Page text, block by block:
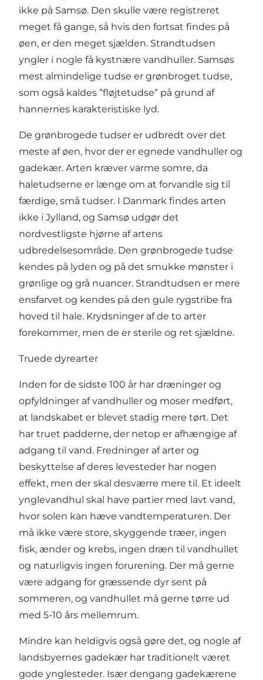
ikke på Samsø. Den skulle være registreret
meget få gange, så hvis den fortsat findes på
øen, er den meget sjælden. Strandtudsen
yngler i nogle få kystnære vandhuller. Samsøs
mest almindelige tudse er grønbroget tudse,
som også kaldes ”fløjtetudse” på grund af
hannernes karakteristiske lyd.
De grønbrogede tudser er udbredt over det
meste af øen, hvor der er egnede vandhuller og
gadekær. Arten kræver varme somre, da
haletudserne er længe om at forvandle sig til
færdige, små tudser. I Danmark findes arten
ikke i Jylland, og Samsø udgør det
nordvestligste hjørne af artens
udbredelsesområde. Den grønbrogede tudse
kendes på lyden og på det smukke mønster i
grønlige og grå nuancer. Strandtudsen er mere
ensfarvet og kendes på den gule rygstribe fra
hoved til hale. Krydsninger af de to arter
forekommer, men de er sterile og ret sjældne.
Truede dyrearter
Inden for de sidste 100 år har dræninger og
opfyldninger af vandhuller og moser medført,
at landskabet er blevet stadig mere tørt. Det
har truet padderne, der netop er afhængige af
adgang til vand. Fredninger af arter og
beskyttelse af deres levesteder har nogen
effekt, men der skal desværre mere til. Et ideelt
ynglevandhul skal have partier med lavt vand,
hvor solen kan hæve vandtemperaturen. Der
må ikke være store, skyggende træer, ingen
fisk, ænder og krebs, ingen dræn til vandhullet
og naturligvis ingen forurening. Der må gerne
være adgang for græssende dyr sent på
sommeren, og vandhullet må gerne tørre ud
med 5-10 års mellemrum.
Mindre kan heldigvis også gøre det, og nogle af
landsbyernes gadekær har traditionelt været
gode ynglesteder. Især dengang gadekærene